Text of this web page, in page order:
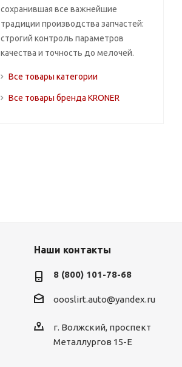
сохранившая все важнейшие
традиции производства запчастей:
строгий контроль параметров
качества и точность до мелочей.
Все товары категории
Все товары бренда KRONER
Наши контакты
8 (800) 101-78-68
oooslirt.auto@yandex.ru
г. Волжский, проспект
Металлургов 15-Е